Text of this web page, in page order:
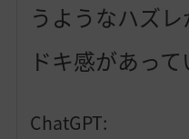
うようなハズ
ドキ感があって
ChatGPT: